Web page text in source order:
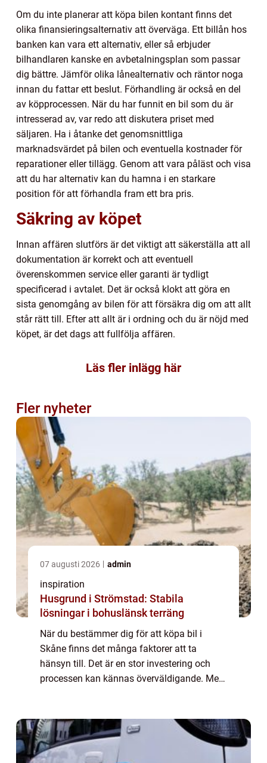
Om du inte planerar att köpa bilen kontant finns det
olika finansieringsalternativ att överväga. Ett billån hos
banken kan vara ett alternativ, eller så erbjuder
bilhandlaren kanske en avbetalningsplan som passar
dig bättre. Jämför olika lånealternativ och räntor noga
innan du fattar ett beslut. Förhandling är också en del
av köpprocessen. När du har funnit en bil som du är
intresserad av, var redo att diskutera priset med
säljaren. Ha i åtanke det genomsnittliga
marknadsvärdet på bilen och eventuella kostnader för
reparationer eller tillägg. Genom att vara påläst och visa
att du har alternativ kan du hamna i en starkare
position för att förhandla fram ett bra pris.
Säkring av köpet
Innan affären slutförs är det viktigt att säkerställa att all
dokumentation är korrekt och att eventuell
överenskommen service eller garanti är tydligt
specificerad i avtalet. Det är också klokt att göra en
sista genomgång av bilen för att försäkra dig om att allt
står rätt till. Efter att allt är i ordning och du är nöjd med
köpet, är det dags att fullfölja affären.
Läs fler inlägg här
Fler nyheter
07 augusti 2026 admin
inspiration
Husgrund i Strömstad: Stabila
lösningar i bohuslänsk terräng
När du bestämmer dig för att köpa bil i
Skåne finns det många faktorer att ta
hänsyn till. Det är en stor investering och
processen kan kännas överväldigande. Men